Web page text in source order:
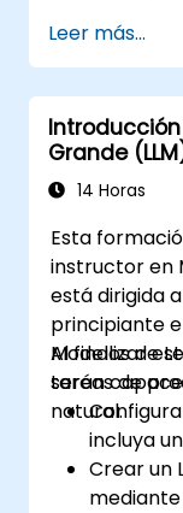
Leer más...
Grande
14 Horas
Esta
instructor en
está dirigida
principiante
Modelos de
tareas de
natural.
Al finalizar
serán
incluya
Crear un